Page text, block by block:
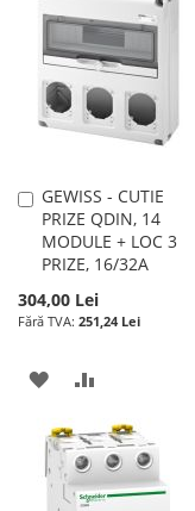
DE
DORINTE
GEWISS - CUTIE
PRIZE QDIN, 14
MODULE + LOC 3
PRIZE, 16/32A
304,00 Lei
251,24 Lei
Adauga
în
cos
ADAUGATI
LISTA
DE
PENTRU
COMPARARE